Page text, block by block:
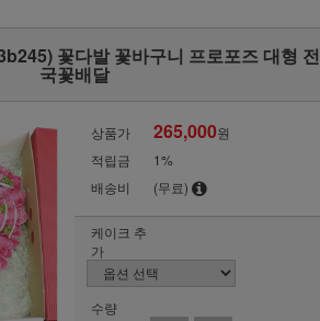
꽃다발 꽃바구니 프로포즈 대형 전
국꽃배달
상품가 265,000원
적립금
1%
배송비
(무료)
케이크 추
가
수량